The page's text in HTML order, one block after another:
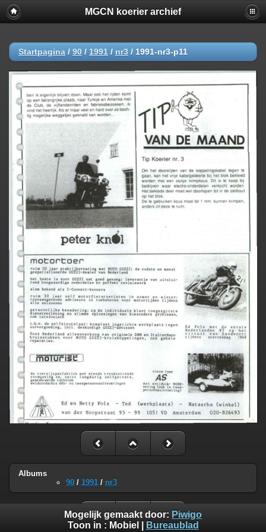
MGCN koerier archief
Startpagina / 90 / 1991 / nr3 / 1991-nr3-p11
Albums
90 / 1991 / nr3
Mogelijk gemaakt door: Piwigo
Toon in : Mobiel Bureaublad